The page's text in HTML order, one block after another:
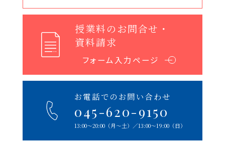
授業料のお問合せ・
資料請求
フォーム入力ページへ
お電話でのお問い合わせ
045-620-9150
13:00〜20:00（⽉〜⼟） ∕13:00〜19:00（⽇）